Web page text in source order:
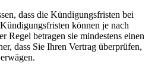
dass die Kündigungsfristen bei
können je nach
Regel betragen sie mindestens einen
dass Sie Ihren Vertrag überprüfen,